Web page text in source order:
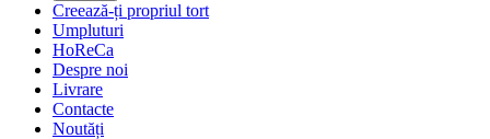
Creează-ți propriul tort
Umpluturi
HoReCa
Despre noi
Livrare
Contacte
Noutăți